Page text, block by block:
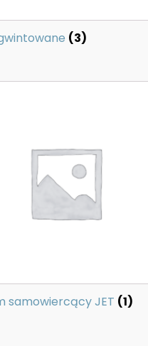
(3)
samowiercący JET (1)